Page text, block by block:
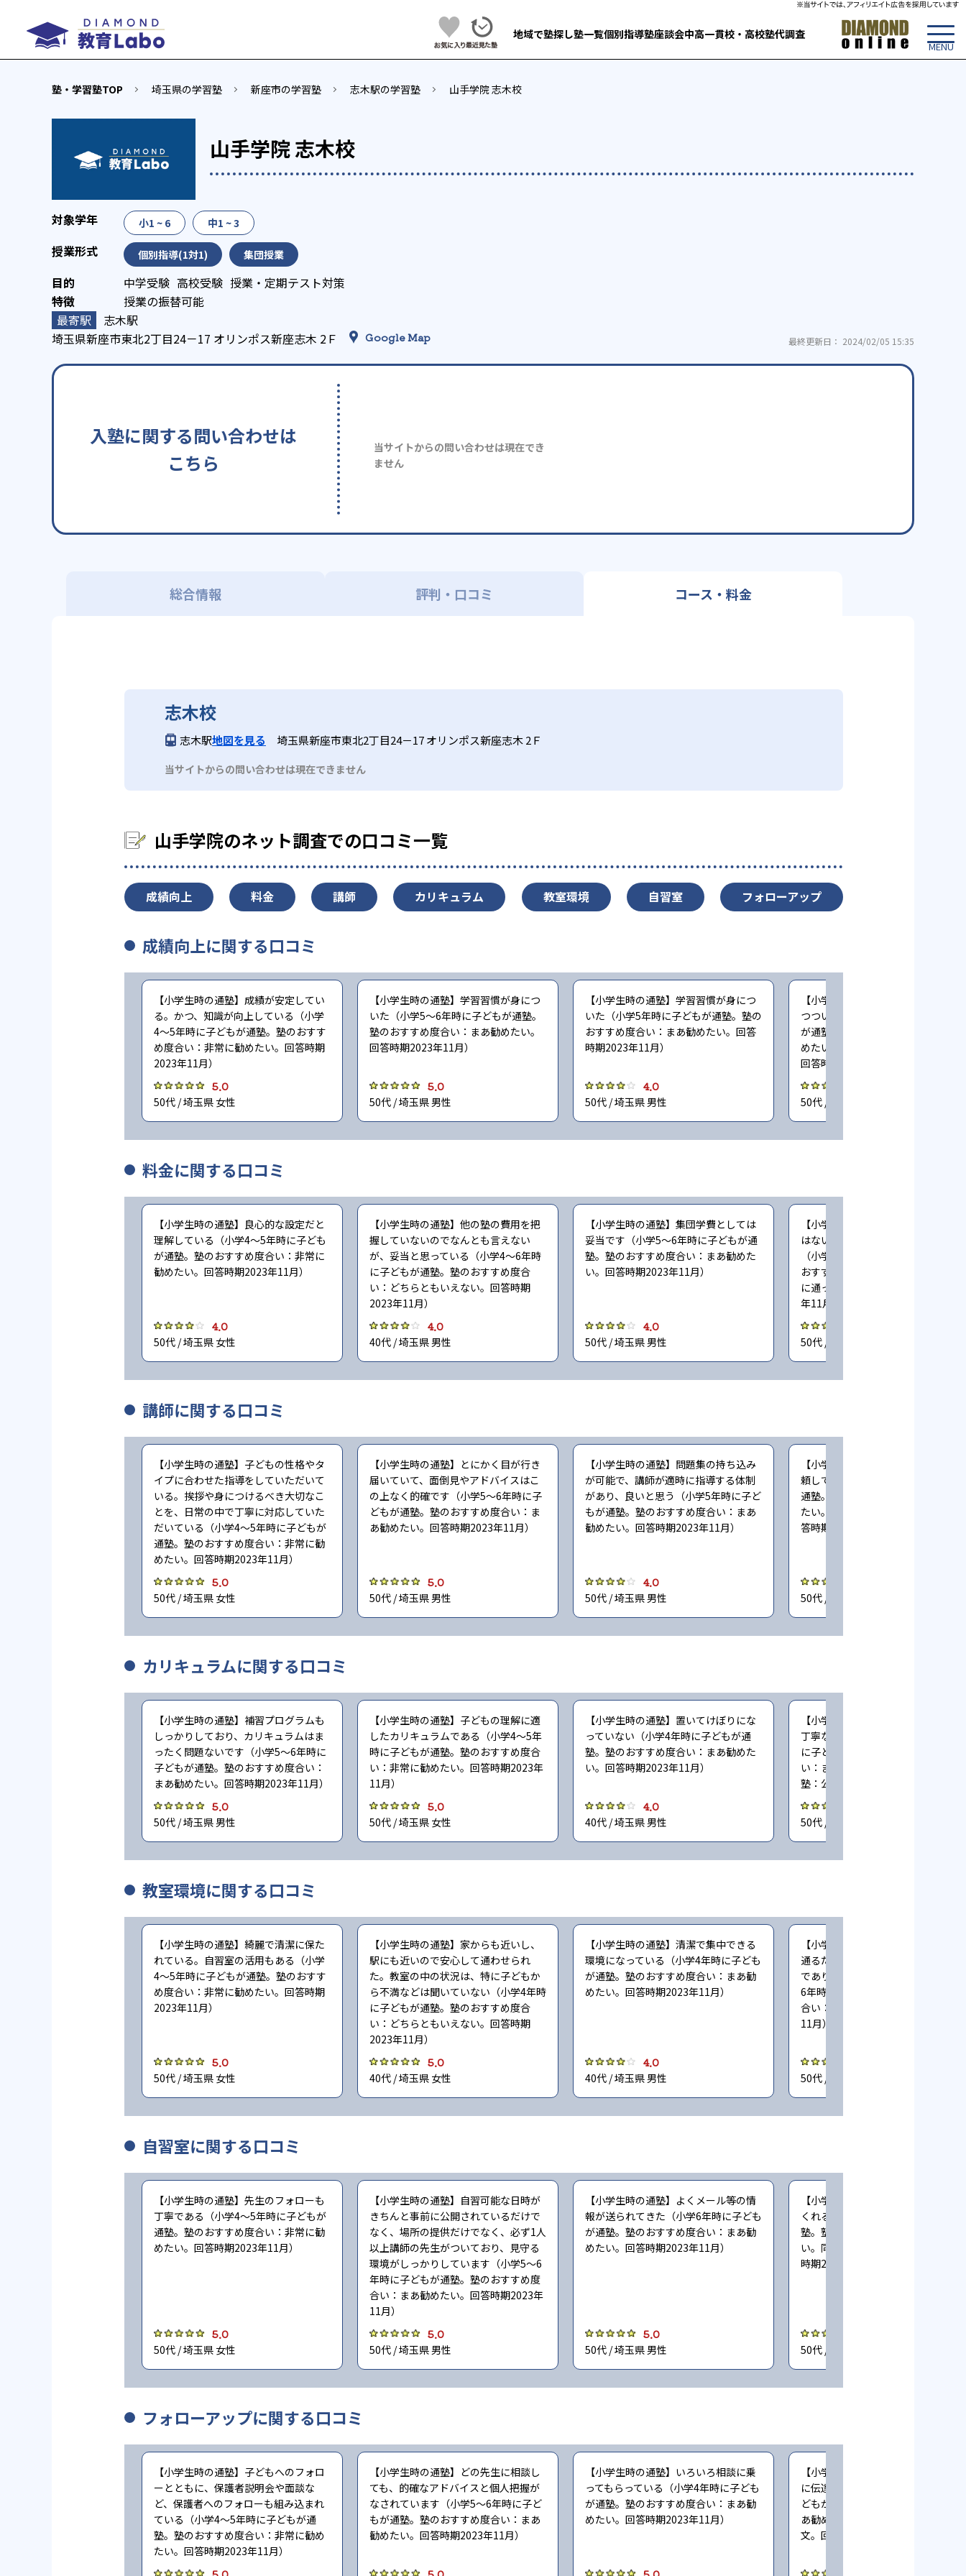
地域で塾探し塾一覧個別指導塾座談会中高一貫校・高校塾代調査
塾・学習塾TOP 埼玉県の学習塾 新座市の学習塾 志木駅の学習塾 山手学院 志木校
山手学院 志木校
小1 ~ 6 中1 ~ 3
個別指導(1対1) 集団授業
中学受験 高校受験 授業・定期テスト対策
授業の振替可能
志木駅
埼玉県新座市東北2丁目24－17 オリンポス新座志木 2Ｆ
Google Map 最終更新日： 2024/02/05 15:35
入塾に関する問い合わせは
こちら
当サイトからの問い合わせは現在でき
ません
総合情報 評判・口コミ コース・料金
志木校
志木駅地図を見る 埼玉県新座市東北2丁目24－17 オリンポス新座志木 2Ｆ
当サイトからの問い合わせは現在できません
山手学院のネット調査での口コミ一覧
成績向上 料金 講師 カリキュラム 教室環境 自習室 フォローアップ
成績向上に関する口コミ
【小学生時の通塾】成績が安定してい
る。かつ、知識が向上している（小学
4〜5年時に子どもが通塾。塾のおすす
め度合い：非常に勧めたい。回答時期
2023年11月）
5.0
50代 / 埼玉県 女性
【小学生時の通塾】学習習慣が身につ
いた（小学5〜6年時に子どもが通塾。
塾のおすすめ度合い：まあ勧めたい。
回答時期2023年11月）
5.0
50代 / 埼玉県 男性
【小学生時の通塾】学習習慣が身につ
いた（小学5年時に子どもが通塾。塾の
おすすめ度合い：まあ勧めたい。回答
時期2023年11月）
4.0
50代 / 埼玉県 男性
【小学生時の通塾】学習習慣が少し
つついてきた（小学5〜6年時に子ど
が通塾。塾のおすすめ度合い：まあ
めたい。同時に通っていた塾：公文
回答時期2023年11月）
50代 / 埼玉県 男性
料金に関する口コミ
【小学生時の通塾】良心的な設定だと
理解している（小学4〜5年時に子ども
が通塾。塾のおすすめ度合い：非常に
勧めたい。回答時期2023年11月）
4.0
50代 / 埼玉県 女性
【小学生時の通塾】他の塾の費用を把
握していないのでなんとも言えない
が、妥当と思っている（小学4〜6年時
に子どもが通塾。塾のおすすめ度合
い：どちらともいえない。回答時期
2023年11月）
4.0
40代 / 埼玉県 男性
【小学生時の通塾】集団学費としては
妥当です（小学5〜6年時に子どもが通
塾。塾のおすすめ度合い：まあ勧めた
い。回答時期2023年11月）
4.0
50代 / 埼玉県 男性
【小学生時の通塾】安いに越したこ
はないが、丁寧に指導してくれてい
（小学5〜6年時に子どもが通塾。塾
おすすめ度合い：まあ勧めたい。同
に通っていた塾：公文。回答時期
年11月）
50代 / 埼玉県 男性
講師に関する口コミ
【小学生時の通塾】子どもの性格やタ
イプに合わせた指導をしていただいて
いる。挨拶や身につけるべき大切なこ
とを、日常の中で丁寧に対応していた
だいている（小学4〜5年時に子どもが
通塾。塾のおすすめ度合い：非常に勧
めたい。回答時期2023年11月）
5.0
50代 / 埼玉県 女性
【小学生時の通塾】とにかく目が行き
届いていて、面倒見やアドバイスはこ
の上なく的確です（小学5〜6年時に子
どもが通塾。塾のおすすめ度合い：ま
あ勧めたい。回答時期2023年11月）
5.0
50代 / 埼玉県 男性
【小学生時の通塾】問題集の持ち込み
が可能で、講師が適時に指導する体制
があり、良いと思う（小学5年時に子ど
もが通塾。塾のおすすめ度合い：まあ
勧めたい。回答時期2023年11月）
4.0
50代 / 埼玉県 男性
【小学生時の通塾】子どもも先生を
頼している（小学5〜6年時に子ども
通塾。塾のおすすめ度合い：まあ勧
たい。同時に通っていた塾：公文。
答時期2023年11月）
50代 / 埼玉県 男性
カリキュラムに関する口コミ
【小学生時の通塾】補習プログラムも
しっかりしており、カリキュラムはま
ったく問題ないです（小学5〜6年時に
子どもが通塾。塾のおすすめ度合い：
まあ勧めたい。回答時期2023年11月）
5.0
50代 / 埼玉県 男性
【小学生時の通塾】子どもの理解に適
したカリキュラムである（小学4〜5年
時に子どもが通塾。塾のおすすめ度合
い：非常に勧めたい。回答時期2023年
11月）
5.0
50代 / 埼玉県 女性
【小学生時の通塾】置いてけぼりにな
っていない（小学4年時に子どもが通
塾。塾のおすすめ度合い：まあ勧めた
い。回答時期2023年11月）
4.0
40代 / 埼玉県 男性
【小学生時の通塾】習熟度に合わせ
丁寧な指導してくれる（小学5〜6年
に子どもが通塾。塾のおすすめ度合
い：まあ勧めたい。同時に通ってい
塾：公文。回答時期2023年11月）
50代 / 埼玉県 男性
教室環境に関する口コミ
【小学生時の通塾】綺麗で清潔に保た
れている。自習室の活用もある（小学
4〜5年時に子どもが通塾。塾のおすす
め度合い：非常に勧めたい。回答時期
2023年11月）
5.0
50代 / 埼玉県 女性
【小学生時の通塾】家からも近いし、
駅にも近いので安心して通わせられ
た。教室の中の状況は、特に子どもか
ら不満などは聞いていない（小学4年時
に子どもが通塾。塾のおすすめ度合
い：どちらともいえない。回答時期
2023年11月）
5.0
40代 / 埼玉県 女性
【小学生時の通塾】清潔で集中できる
環境になっている（小学4年時に子ども
が通塾。塾のおすすめ度合い：まあ勧
めたい。回答時期2023年11月）
4.0
40代 / 埼玉県 男性
【小学生時の通塾】行くまでに駅前
通るため、当たり前ですが環境は雑
であり好適とはいえないです（小学
6年時に子どもが通塾。塾のおすす
合い：まあ勧めたい。回答時期
11月）
50代 / 埼玉県 男性
自習室に関する口コミ
【小学生時の通塾】先生のフォローも
丁寧である（小学4〜5年時に子どもが
通塾。塾のおすすめ度合い：非常に勧
めたい。回答時期2023年11月）
5.0
50代 / 埼玉県 女性
【小学生時の通塾】自習可能な日時が
きちんと事前に公開されているだけで
なく、場所の提供だけでなく、必ず1人
以上講師の先生がついており、見守る
環境がしっかりしています（小学5〜6
年時に子どもが通塾。塾のおすすめ度
合い：まあ勧めたい。回答時期2023年
11月）
5.0
50代 / 埼玉県 男性
【小学生時の通塾】よくメール等の情
報が送られてきた（小学6年時に子ども
が通塾。塾のおすすめ度合い：まあ勧
めたい。回答時期2023年11月）
5.0
50代 / 埼玉県 男性
【小学生時の通塾】先生も気にかけ
くれる（小学5〜6年時に子どもが通
塾。塾のおすすめ度合い：まあ勧め
い。同時に通っていた塾：公文。回
時期2023年11月）
50代 / 埼玉県 男性
フォローアップに関する口コミ
【小学生時の通塾】子どもへのフォロ
ーとともに、保護者説明会や面談な
ど、保護者へのフォローも組み込まれ
ている（小学4〜5年時に子どもが通
塾。塾のおすすめ度合い：非常に勧め
たい。回答時期2023年11月）
【小学生時の通塾】どの先生に相談し
ても、的確なアドバイスと個人把握が
なされています（小学5〜6年時に子ど
もが通塾。塾のおすすめ度合い：まあ
勧めたい。回答時期2023年11月）
【小学生時の通塾】いろいろ相談に乗
ってもらっている（小学4年時に子ども
が通塾。塾のおすすめ度合い：まあ勧
めたい。回答時期2023年11月）
【小学生時の通塾】毎回、状況を丁
に伝達してくれる（小学5〜6年時に
どもが通塾。塾のおすすめ度合い：
あ勧めたい。同時に通っていた塾：
文。回答時期2023年11月）